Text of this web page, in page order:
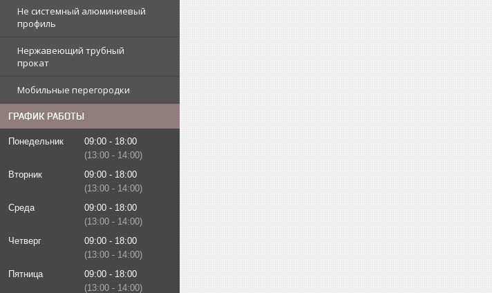
Не системный алюминиевый
профиль
Нержавеющий трубный
прокат
Мобильные перегородки
ГРАФИК РАБОТЫ
Понедельник 09:00
18:00
13:00
14:00
Вторник
09:00
18:00
13:00
14:00
Среда
09:00
18:00
13:00
14:00
Четверг
09:00
18:00
13:00
14:00
Пятница
09:00
18:00
13:00
14:00